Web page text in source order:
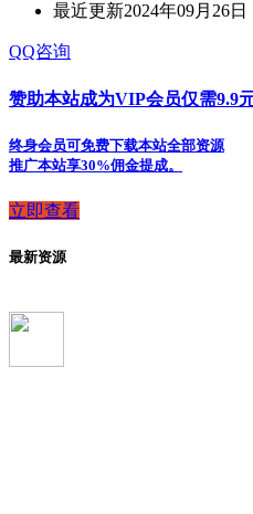
最近更新2024年09月26日
QQ咨询
赞助本站成为VIP会员仅需9.9
终身会员可免费下载本站全部资源
推广本站享30%佣金提成。
立即查看
最新资源